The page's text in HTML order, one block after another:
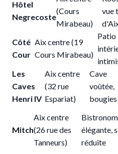
Hôtel
Negrecoste
(Cours
Mirabeau)
vue
Côté
Cour
Aix centre (19
Cours Mirabeau)
Patio
Les
Caves
Henri IV
Aix centre
(32 rue
Espariat)
Cave
voûtée,
bougies
Mitch
Aix centre
(26 rue des
Tanneurs)
élégante,
réduite